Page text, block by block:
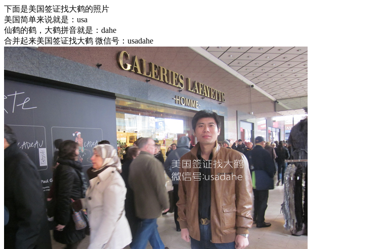
下面是美国签证找大鹤的照片
美国简单来说就是：usa
仙鹤的鹤，大鹤拼音就是：dahe
合并起来美国签证找大鹤 微信号：usadahe